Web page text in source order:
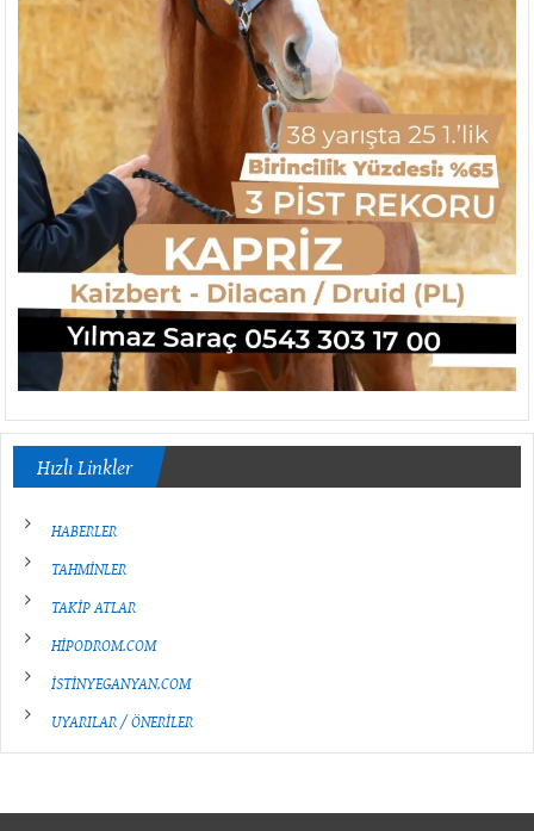
Hızlı Linkler
HABERLER
TAHMİNLER
TAKİP ATLAR
HİPODROM.COM
İSTİNYEGANYAN.COM
UYARILAR / ÖNERİLER